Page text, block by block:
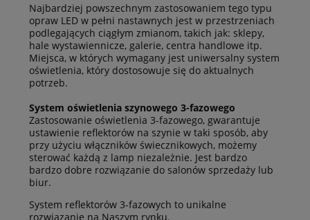
Najbardziej powszechnym zastosowaniem tego typu
opraw LED w pełni nastawnych jest w przestrzeniach
podlegających ciągłym zmianom, takich jak: sklepy,
hale wystawiennicze, galerie, centra handlowe itp.
Miejsca, w których wymagany jest uniwersalny system
oświetlenia, który dostosowuje się do aktualnych
potrzeb.
System oświetlenia szynowego 3-fazowego
Zastosowanie oświetlenia 3-fazowego, gwarantuje
ustawienie reflektorów na szynie w taki sposób, aby
przy użyciu włączników świecznikowych, możemy
sterować każdą z lamp niezależnie. Jest bardzo
bardzo dobre rozwiązanie do salonów sprzedaży lub
biur.
System reflektorów 3-fazowych to unikalne
rozwiązanie na Naszym rynku.